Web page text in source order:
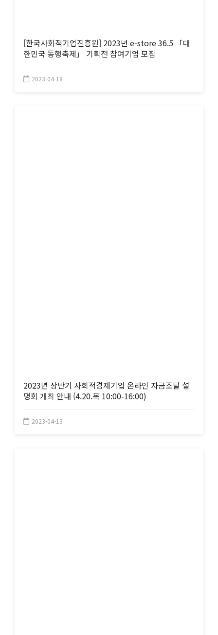
[한국사회적기업진흥원] 2023년 e-store 36.5 「대
한민국 동행축제」 기획전 참여기업 모집
2023-04-18
2023년 상반기 사회적경제기업 온라인 자금조달 설
명회 개최 안내 (4.20.목 10:00-16:00)
2023-04-13